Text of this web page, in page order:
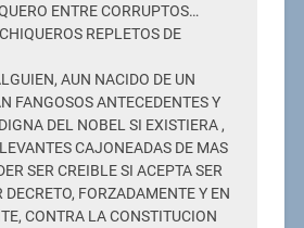
ENTRE CORRUPTOS…
REPLETOS DE
AUN NACIDO DE UN
FANGOSOS ANTECEDENTES Y
DEL NOBEL SI EXISTIERA ,
CAJONEADAS DE MAS
SER CREIBLE SI ACEPTA SER
DECRETO, FORZADAMENTE Y EN
CONTRA LA CONSTITUCION